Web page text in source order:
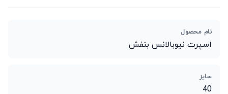
نام محصول
اسپرت نیوبالانس بنفش
سایز
40